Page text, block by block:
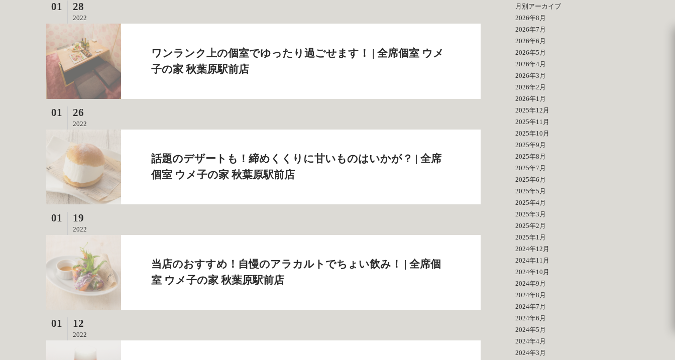
01 28
2022
ワンランク上の個室でゆったり過ごせます！ | 全席個室 ウメ
子の家 秋葉原駅前店
01 26
2022
話題のデザートも！締めくくりに甘いものはいかが？ | 全席
個室 ウメ子の家 秋葉原駅前店
01 19
2022
当店のおすすめ！自慢のアラカルトでちょい飲み！ | 全席個
室 ウメ子の家 秋葉原駅前店
01 12
2022
月別アーカイブ
2026年8月
2026年7月
2026年6月
2026年5月
2026年4月
2026年3月
2026年2月
2026年1月
2025年12月
2025年11月
2025年10月
2025年9月
2025年8月
2025年7月
2025年6月
2025年5月
2025年4月
2025年3月
2025年2月
2025年1月
2024年12月
2024年11月
2024年10月
2024年9月
2024年8月
2024年7月
2024年6月
2024年5月
2024年4月
2024年3月